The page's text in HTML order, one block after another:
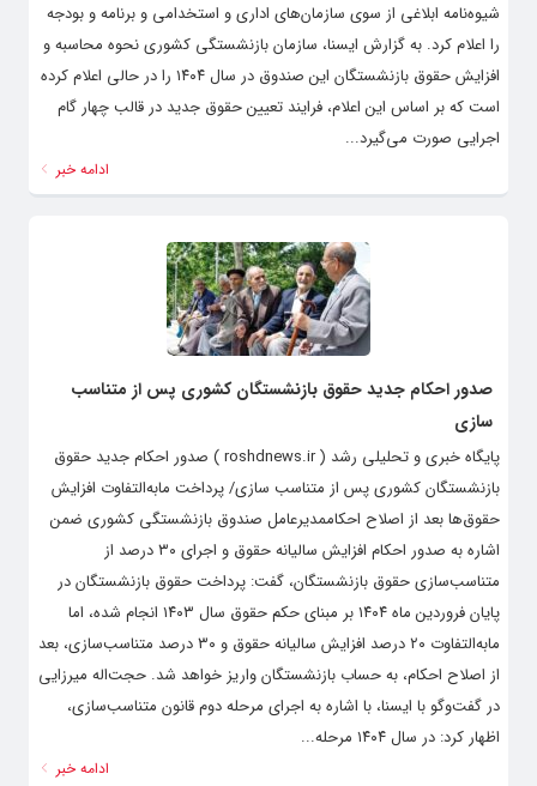
شیوه‌نامه ابلاغی از سوی سازمان‌های اداری و استخدامی و برنامه و بودجه
را اعلام کرد. به گزارش ایسنا، سازمان بازنشستگی کشوری نحوه محاسبه و
افزایش حقوق بازنشستگان این صندوق در سال ۱۴۰۴ را در حالی اعلام کرده
است که بر اساس این اعلام، فرایند تعیین حقوق جدید در قالب چهار گام
اجرایی صورت می‌گیرد...
ادامه خبر
صدور احکام جدید حقوق بازنشستگان کشوری پس از متناسب
سازی
پایگاه خبری و تحلیلی رشد ( roshdnews.ir ) صدور احکام جدید حقوق
بازنشستگان کشوری پس از متناسب سازی/ پرداخت مابه‌التفاوت افزایش
حقوق‌ها بعد از اصلاح احکاممدیرعامل صندوق بازنشستگی کشوری ضمن
اشاره به صدور احکام افزایش سالیانه حقوق و اجرای ۳۰ درصد از
متناسب‌سازی حقوق بازنشستگان، گفت: پرداخت حقوق بازنشستگان در
پایان فروردین ماه ۱۴۰۴ بر مبنای حکم حقوق سال ۱۴۰۳ انجام شده، اما
مابه‌التفاوت ۲۰ درصد افزایش سالیانه حقوق و ۳۰ درصد متناسب‌سازی، بعد
از اصلاح احکام، به حساب بازنشستگان واریز خواهد شد. حجت‌اله میرزایی
در گفت‌وگو با ایسنا،‌ با اشاره به اجرای مرحله دوم قانون متناسب‌سازی،
اظهار کرد: در سال ۱۴۰۴ مرحله...
ادامه خبر